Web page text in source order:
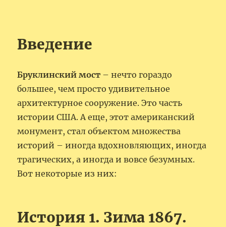
Введение
Бруклинский мост – нечто гораздо
большее, чем просто удивительное
архитектурное сооружение. Это часть
истории США. А еще, этот американский
монумент, стал объектом множества
историй – иногда вдохновляющих, иногда
трагических, а иногда и вовсе безумных.
Вот некоторые из них:
История 1. Зима 1867.